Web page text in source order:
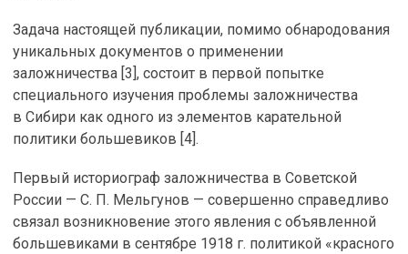
Задача настоящей публикации, помимо обнародования
уникальных документов о применении
заложничества [3], состоит в первой попытке
специального изучения проблемы заложничества
в Сибири как одного из элементов карательной
политики большевиков [4].
Первый историограф заложничества в Советской
России — С. П. Мельгунов — совершенно справедливо
связал возникновение этого явления с объявленной
большевиками в сентябре 1918 г. политикой «красного